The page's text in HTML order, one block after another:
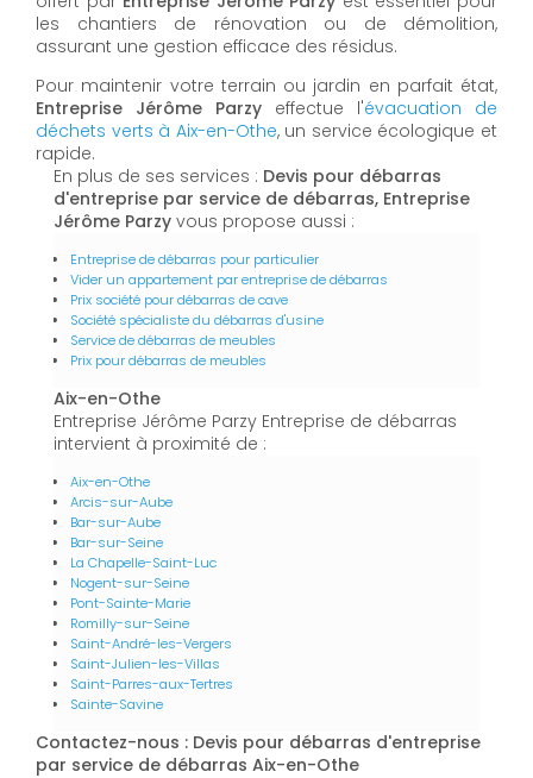
les chantiers de rénovation ou de démolition,
assurant une gestion efficace des résidus.
Pour maintenir votre terrain ou jardin en parfait état,
Entreprise Jérôme Parzy effectue l'évacuation de
déchets verts à Aix-en-Othe, un service écologique et
rapide.
En plus de ses services : Devis pour débarras
d'entreprise par service de débarras, Entreprise
Jérôme Parzy vous propose aussi :
Entreprise de débarras pour particulier
Vider un appartement par entreprise de débarras
Prix société pour débarras de cave
Société spécialiste du débarras d'usine
Service de débarras de meubles
Prix pour débarras de meubles
Aix-en-Othe
Entreprise Jérôme Parzy Entreprise de débarras
intervient à proximité de :
Aix-en-Othe
Arcis-sur-Aube
Bar-sur-Aube
Bar-sur-Seine
La Chapelle-Saint-Luc
Nogent-sur-Seine
Pont-Sainte-Marie
Romilly-sur-Seine
Saint-André-les-Vergers
Saint-Julien-les-Villas
Saint-Parres-aux-Tertres
Sainte-Savine
Contactez-nous : Devis pour débarras d'entreprise
par service de débarras Aix-en-Othe